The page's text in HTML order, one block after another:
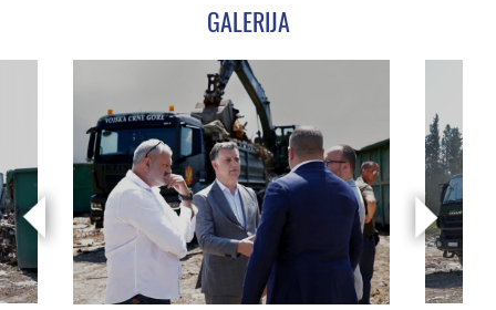
GALERIJA